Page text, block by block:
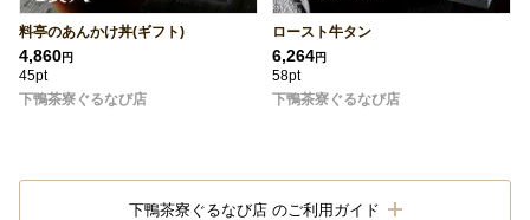
料亭のあんかけ丼(ギフト)
4,860円
45pt
下鴨茶寮ぐるなび店
ロースト牛タン
6,264円
58pt
下鴨茶寮ぐるなび店
下鴨茶寮ぐるなび店 のご利用ガイド